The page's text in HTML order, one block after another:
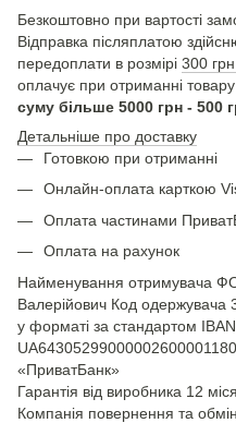
Безкоштовно при вартості
Відправка післяплатою
передоплати в розмірі 300
оплачує при отриманні
суму більше 5000 грн - 500
Детальніше про доставку
Готовкою при отриманні
Онлайн-оплата карткою
Оплата частинами
Оплата на рахунок
Найменування отримувача
Валерійович Код одержувача
у форматі за стандартом IBAN
«ПриватБанк»
Гарантія від виробника 12
Компанія повернення та